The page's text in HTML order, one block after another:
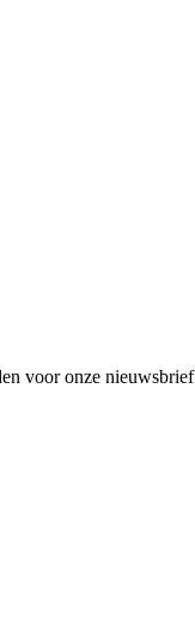
voor onze nieuwsbrief